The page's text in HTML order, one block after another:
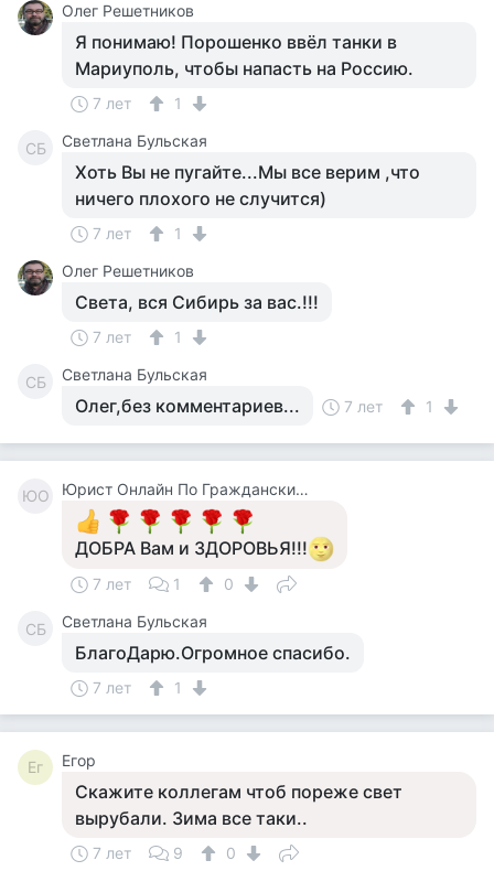
Олег Решетников
Я понимаю! Порошенко ввёл танки в
Мариуполь, чтобы напасть на Россию.
7 лет 1
СБ Светлана Бульская
Хоть Вы не пугайте...Мы все верим ,что
ничего плохого не случится)
7 лет
1
Олег Решетников
Света, вся Сибирь за вас.!!!
7 лет 1
СБ Светлана Бульская
Олег,без комментариев... 7 лет 1
ЮО Юрист Онлайн По Гражданским Делам
ДОБРА Вам и ЗДОРОВЬЯ!!!
7 лет 1 0
СБ Светлана Бульская
БлагоДарю.Огромное спасибо.
7 лет 1
Ег Егор
Скажите коллегам чтоб пореже свет
вырубали. Зима все таки..
7 лет 9
0